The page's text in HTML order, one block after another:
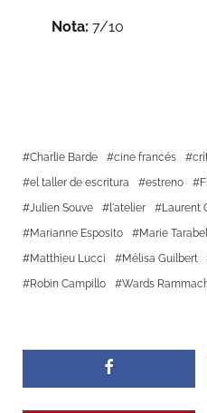
Nota: 7/10
Charlie Barde cine francés
el taller de escritura
estreno
Julien Souve
l'atelier Laurent
Marianne Esposito
Marie
Matthieu Lucci
Mélisa Guilbert
Robin Campillo
Wards